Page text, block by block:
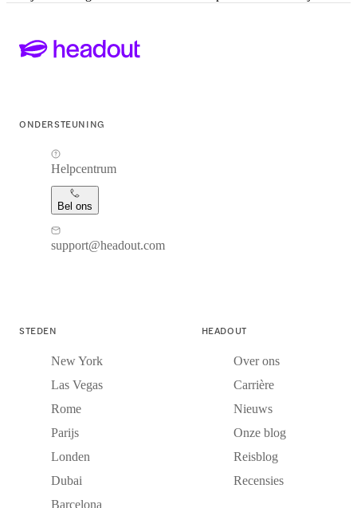
ONDERSTEUNING
Helpcentrum
Bel ons
support@headout.com
STEDEN
New York
Las Vegas
Rome
Parijs
Londen
Dubai
Barcelona
HEADOUT
Over ons
Carrière
Nieuws
Onze blog
Reisblog
Recensies